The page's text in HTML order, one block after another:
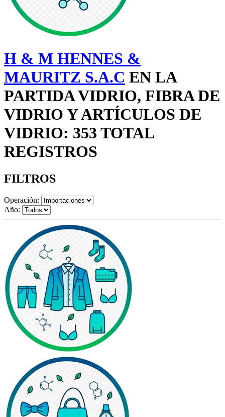
H & M HENNES &
MAURITZ S.A.C EN LA
PARTIDA VIDRIO, FIBRA DE
VIDRIO Y ARTÍCULOS DE
VIDRIO: 353 TOTAL
REGISTROS
FILTROS
Operación:
Año: